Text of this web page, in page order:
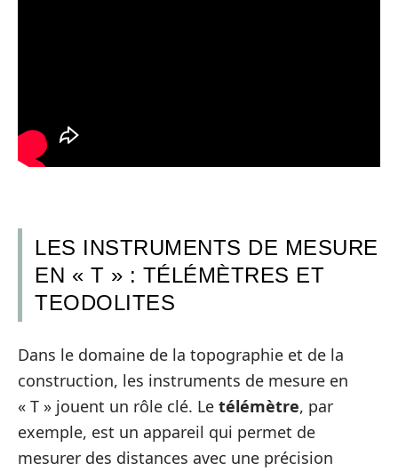
LES INSTRUMENTS DE MESURE
EN « T » : TÉLÉMÈTRES ET
TEODOLITES
Dans le domaine de la topographie et de la
construction, les instruments de mesure en
« T » jouent un rôle clé. Le télémètre, par
exemple, est un appareil qui permet de
mesurer des distances avec une précision